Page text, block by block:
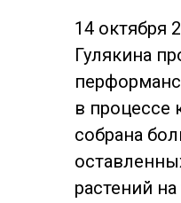
14 октября
Гулякина
в процессе
собрана
растений